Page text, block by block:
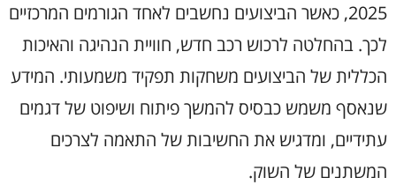
2025, כאשר הביצועים נחשבים לאחד הגורמים המרכזיים
לכך. בהחלטה לרכוש רכב חדש, חוויית הנהיגה והאיכות
הכללית של הביצועים משחקות תפקיד משמעותי. המידע
שנאסף משמש כבסיס להמשך פיתוח ושיפוט של דגמים
עתידיים, ומדגיש את החשיבות של התאמה לצרכים
המשתנים של השוק.